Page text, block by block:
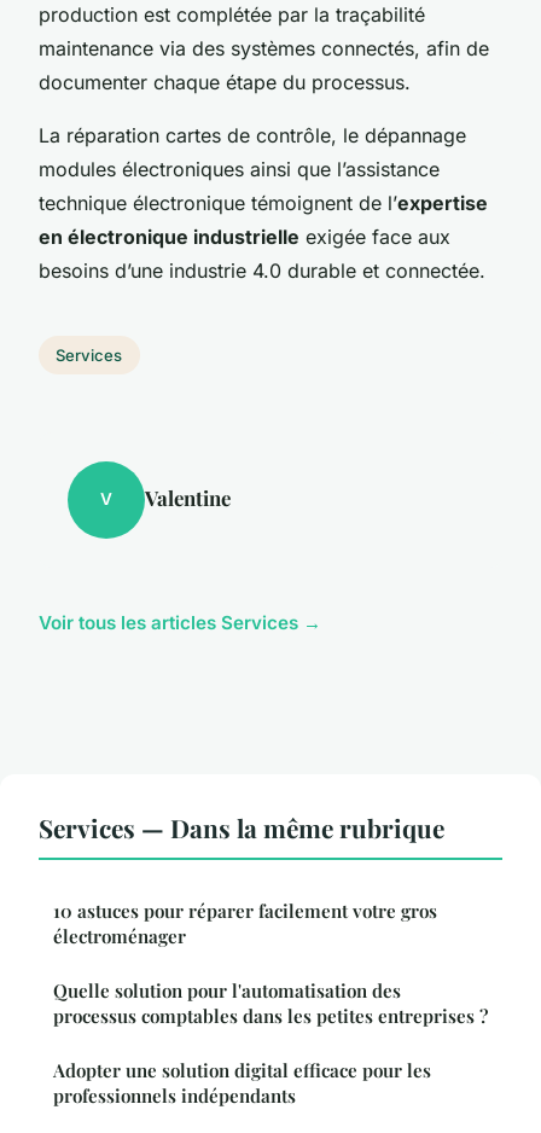
production est complétée par la traçabilité
maintenance via des systèmes connectés, afin de
documenter chaque étape du processus.
La réparation cartes de contrôle, le dépannage
modules électroniques ainsi que l’assistance
technique électronique témoignent de l’expertise
en électronique industrielle exigée face aux
besoins d’une industrie 4.0 durable et connectée.
Services
V Valentine
Voir tous les articles Services →
Services — Dans la même rubrique
10 astuces pour réparer facilement votre gros
électroménager
Quelle solution pour l'automatisation des
processus comptables dans les petites entreprises ?
Adopter une solution digital efficace pour les
professionnels indépendants